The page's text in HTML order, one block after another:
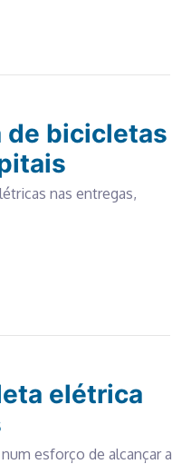
de bicicletas
nas entregas,
elétrica
esforço de alcançar a